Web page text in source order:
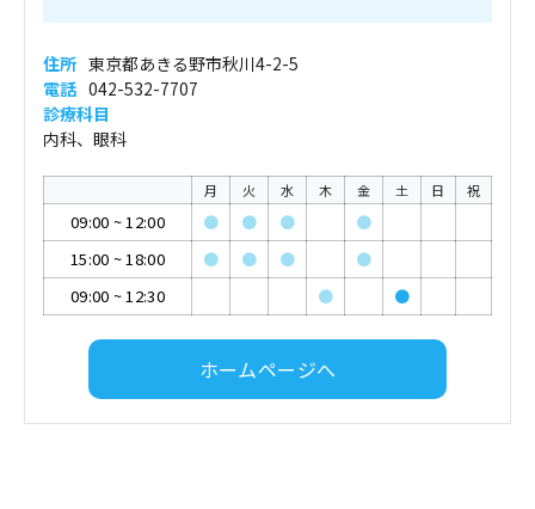
住所 東京都あきる野市秋川4-2-5
電話 042-532-7707
診療科目
内科、眼科
月 火 水 木 金 土 日 祝
09:00 ~12:00 ● ● ●
●
15:00 ~18:00 ● ● ●
●
09:00 ~12:30 ● ●
ホームページへ